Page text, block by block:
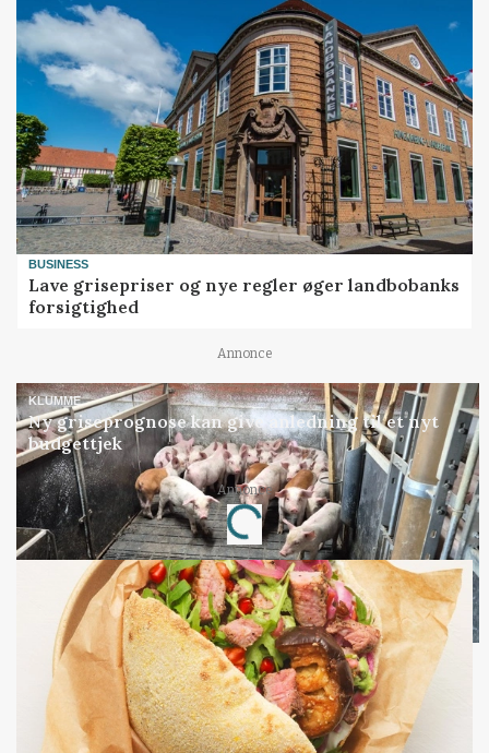
BUSINESS
Lave grisepriser og nye regler øger landbobanks
forsigtighed
Annonce
KLUMME
Ny griseprognose kan give anledning til et nyt
budgettjek
Annonce
Loading...